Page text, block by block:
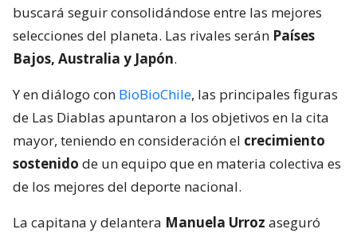
buscará seguir consolidándose entre las mejores
selecciones del planeta. Las rivales serán Países
Bajos, Australia y Japón.
Y en diálogo con BioBioChile, las principales figuras
de Las Diablas apuntaron a los objetivos en la cita
mayor, teniendo en consideración el crecimiento
sostenido de un equipo que en materia colectiva es
de los mejores del deporte nacional.
La capitana y delantera Manuela Urroz aseguró